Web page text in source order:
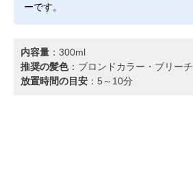
ーです。
内容量 ：300ml
推奨の髪色：ブロンドカラー・ブリーチ
放置時間の目安 ：5～10分